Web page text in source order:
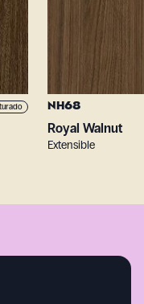
NH68
Royal Walnut
Extensible